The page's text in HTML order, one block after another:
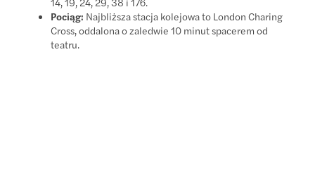
Pociąg: Najbliższa stacja kolejowa to London Charing
Cross, oddalona o zaledwie 10 minut spacerem od
teatru.